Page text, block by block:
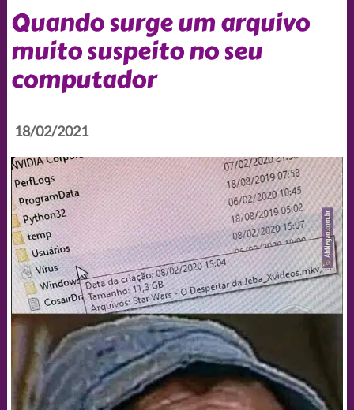
Quando surge um arquivo
muito suspeito no seu
computador
18/02/2021